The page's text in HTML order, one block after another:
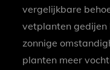
vergelijkbare
vetplanten gedijen
zonnige
planten meer